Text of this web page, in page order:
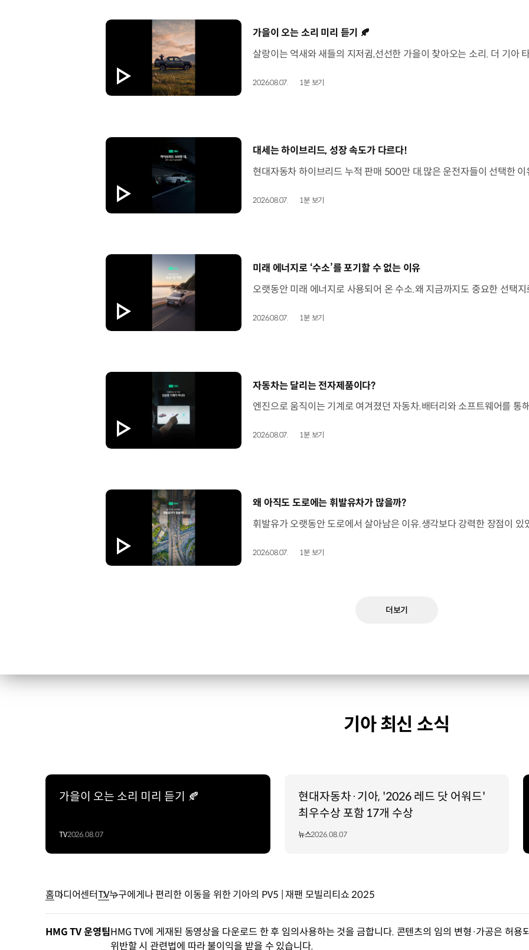
[동영상]
가을이 오는 소리 미리 듣기 🍂
2026.08.07. 1분 보기
[동영상]
대세는 하이브리드, 성장 속도가 다르다!
2026.08.07. 1분 보기
[동영상]
미래 에너지로 ‘수소’를 포기할 수 없는 이유
2026.08.07. 1분 보기
[동영상]
자동차는 달리는 전자제품이다?
2026.08.07. 1분 보기
[동영상]
왜 아직도 도로에는 휘발유차가 많을까?
2026.08.07. 1분 보기
더보기
기아 최신 소식
가을이 오는 소리 미리 듣기 🍂
TV2026.08.07
현대자동차·기아, '2026 레드 닷 어워드'
최우수상 포함 17개 수상
뉴스2026.08.07
홈미디어센터TV누구에게나 편리한 이동을 위한 기아의 PV5 | 재팬 모빌리티쇼 2025
HMG TV 운영팀HMG TV에 게재된 동영상을 다운로드 한 후 임의사용하는 것을 금합니다. 콘텐츠의 임의 변형·가공은 허
위반할 시 관련법에 따라 불이익을 받을 수 있습니다.